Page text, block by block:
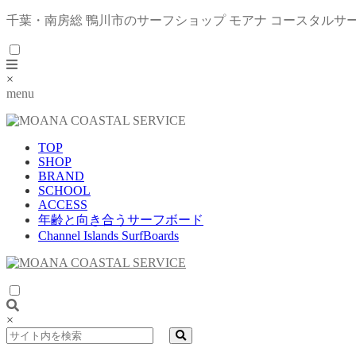
千葉・南房総 鴨川市のサーフショップ モアナ コースタルサ
×
menu
TOP
SHOP
BRAND
SCHOOL
ACCESS
年齢と向き合うサーフボード
Channel Islands SurfBoards
×